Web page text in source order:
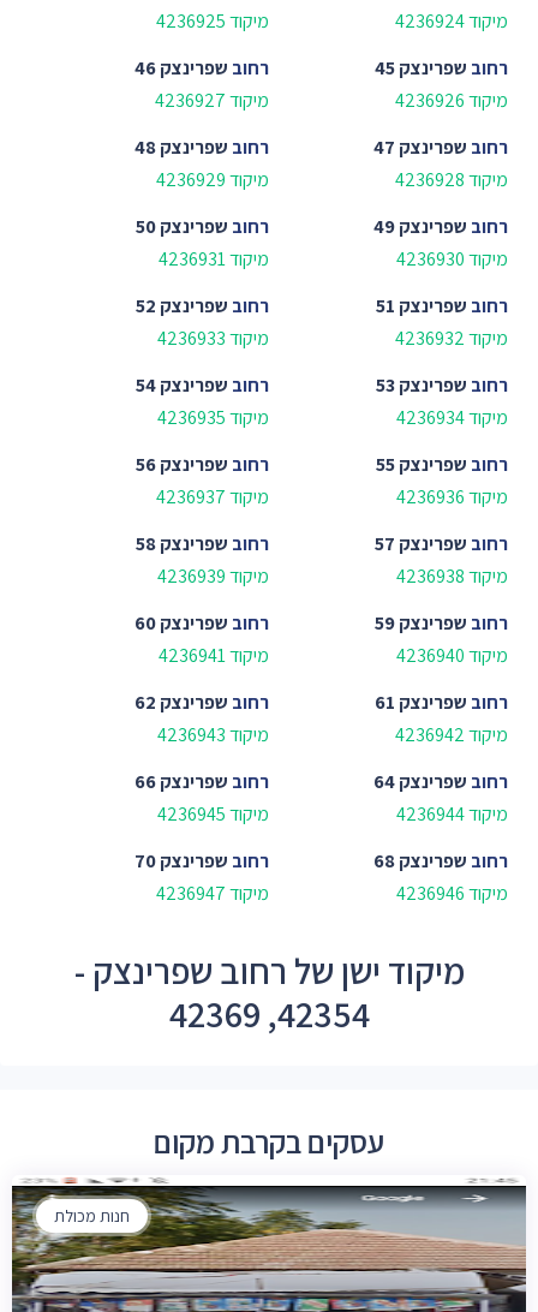
מיקוד 4236924
מיקוד 4236925
רחוב שפרינצק 45
מיקוד 4236926
רחוב שפרינצק 46
מיקוד 4236927
רחוב שפרינצק 47
מיקוד 4236928
רחוב שפרינצק 48
מיקוד 4236929
רחוב שפרינצק 49
מיקוד 4236930
רחוב שפרינצק 50
מיקוד 4236931
רחוב שפרינצק 51
מיקוד 4236932
רחוב שפרינצק 52
מיקוד 4236933
רחוב שפרינצק 53
מיקוד 4236934
רחוב שפרינצק 54
מיקוד 4236935
רחוב שפרינצק 55
מיקוד 4236936
רחוב שפרינצק 56
מיקוד 4236937
רחוב שפרינצק 57
מיקוד 4236938
רחוב שפרינצק 58
מיקוד 4236939
רחוב שפרינצק 59
מיקוד 4236940
רחוב שפרינצק 60
מיקוד 4236941
רחוב שפרינצק 61
מיקוד 4236942
רחוב שפרינצק 62
מיקוד 4236943
רחוב שפרינצק 64
מיקוד 4236944
רחוב שפרינצק 66
מיקוד 4236945
רחוב שפרינצק 68
מיקוד 4236946
רחוב שפרינצק 70
מיקוד 4236947
מיקוד ישן של רחוב שפרינצק -
42354, 42369
עסקים בקרבת מקום
חנות מכולת